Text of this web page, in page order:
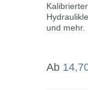
und mehr.
Ab